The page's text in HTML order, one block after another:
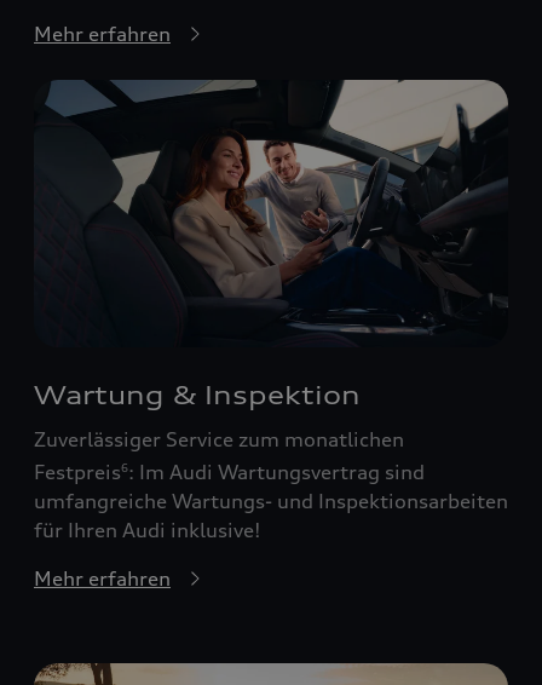
Mehr erfahren
Wartung & Inspektion
Zuverlässiger Service zum monatlichen
Festpreis6: Im Audi Wartungsvertrag sind
umfangreiche Wartungs- und Inspektionsarbeiten
für Ihren Audi inklusive!
Mehr erfahren